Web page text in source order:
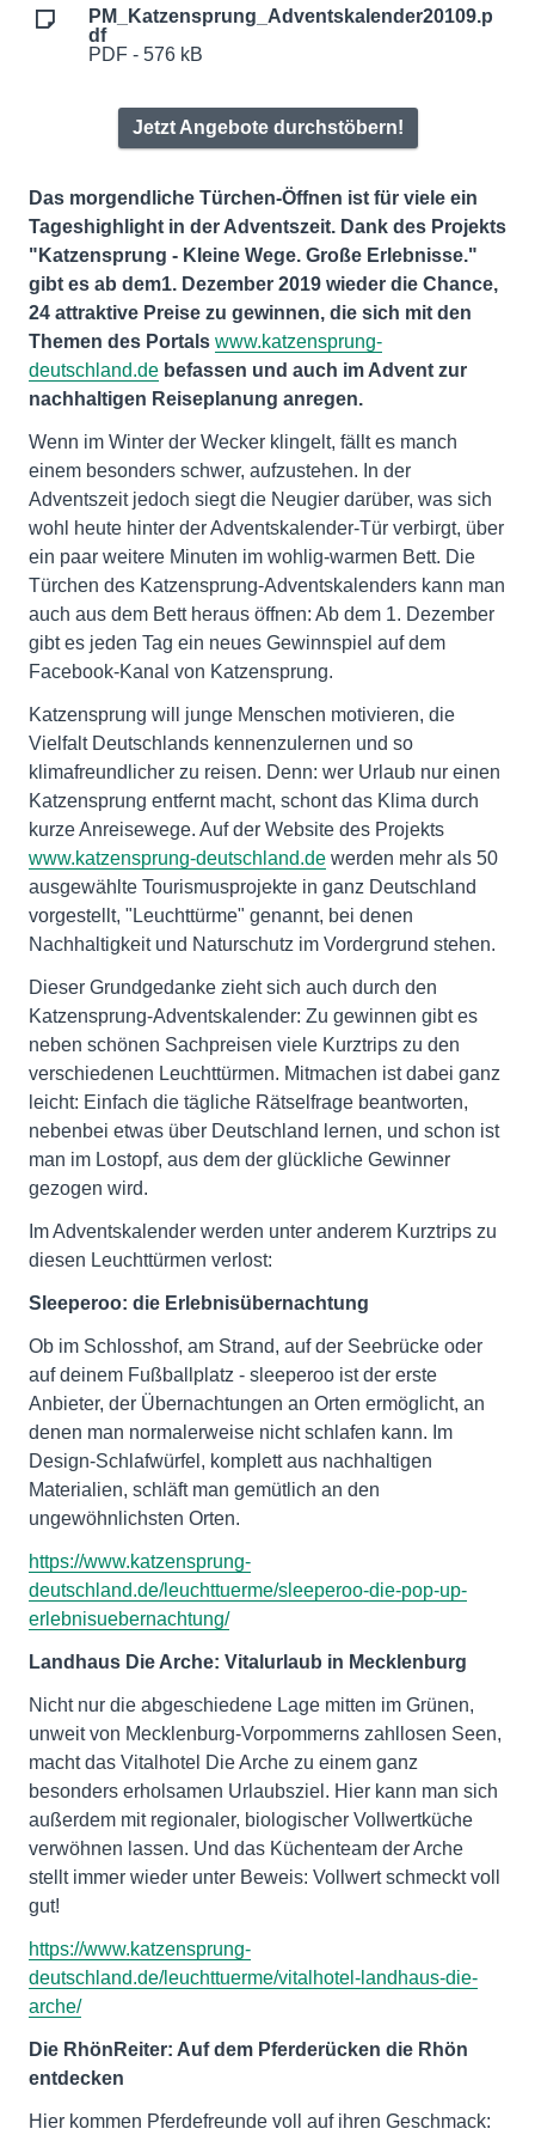
PM_Katzensprung_Adventskalender20109.p
df
PDF - 576 kB
Jetzt Angebote durchstöbern!
Das morgendliche Türchen-Öffnen ist für viele ein
Tageshighlight in der Adventszeit. Dank des Projekts
"Katzensprung - Kleine Wege. Große Erlebnisse."
gibt es ab dem1. Dezember 2019 wieder die Chance,
24 attraktive Preise zu gewinnen, die sich mit den
Themen des Portals www.katzensprung-
deutschland.de befassen und auch im Advent zur
nachhaltigen Reiseplanung anregen.
Wenn im Winter der Wecker klingelt, fällt es manch
einem besonders schwer, aufzustehen. In der
Adventszeit jedoch siegt die Neugier darüber, was sich
wohl heute hinter der Adventskalender-Tür verbirgt, über
ein paar weitere Minuten im wohlig-warmen Bett. Die
Türchen des Katzensprung-Adventskalenders kann man
auch aus dem Bett heraus öffnen: Ab dem 1. Dezember
gibt es jeden Tag ein neues Gewinnspiel auf dem
Facebook-Kanal von Katzensprung.
Katzensprung will junge Menschen motivieren, die
Vielfalt Deutschlands kennenzulernen und so
klimafreundlicher zu reisen. Denn: wer Urlaub nur einen
Katzensprung entfernt macht, schont das Klima durch
kurze Anreisewege. Auf der Website des Projekts
www.katzensprung-deutschland.de werden mehr als 50
ausgewählte Tourismusprojekte in ganz Deutschland
vorgestellt, "Leuchttürme" genannt, bei denen
Nachhaltigkeit und Naturschutz im Vordergrund stehen.
Dieser Grundgedanke zieht sich auch durch den
Katzensprung-Adventskalender: Zu gewinnen gibt es
neben schönen Sachpreisen viele Kurztrips zu den
verschiedenen Leuchttürmen. Mitmachen ist dabei ganz
leicht: Einfach die tägliche Rätselfrage beantworten,
nebenbei etwas über Deutschland lernen, und schon ist
man im Lostopf, aus dem der glückliche Gewinner
gezogen wird.
Im Adventskalender werden unter anderem Kurztrips zu
diesen Leuchttürmen verlost:
Sleeperoo: die Erlebnisübernachtung
Ob im Schlosshof, am Strand, auf der Seebrücke oder
auf deinem Fußballplatz - sleeperoo ist der erste
Anbieter, der Übernachtungen an Orten ermöglicht, an
denen man normalerweise nicht schlafen kann. Im
Design-Schlafwürfel, komplett aus nachhaltigen
Materialien, schläft man gemütlich an den
ungewöhnlichsten Orten.
https://www.katzensprung-
deutschland.de/leuchttuerme/sleeperoo-die-pop-up-
erlebnisuebernachtung/
Landhaus Die Arche: Vitalurlaub in Mecklenburg
Nicht nur die abgeschiedene Lage mitten im Grünen,
unweit von Mecklenburg-Vorpommerns zahllosen Seen,
macht das Vitalhotel Die Arche zu einem ganz
besonders erholsamen Urlaubsziel. Hier kann man sich
außerdem mit regionaler, biologischer Vollwertküche
verwöhnen lassen. Und das Küchenteam der Arche
stellt immer wieder unter Beweis: Vollwert schmeckt voll
gut!
https://www.katzensprung-
deutschland.de/leuchttuerme/vitalhotel-landhaus-die-
arche/
Die RhönReiter: Auf dem Pferderücken die Rhön
entdecken
Hier kommen Pferdefreunde voll auf ihren Geschmack: